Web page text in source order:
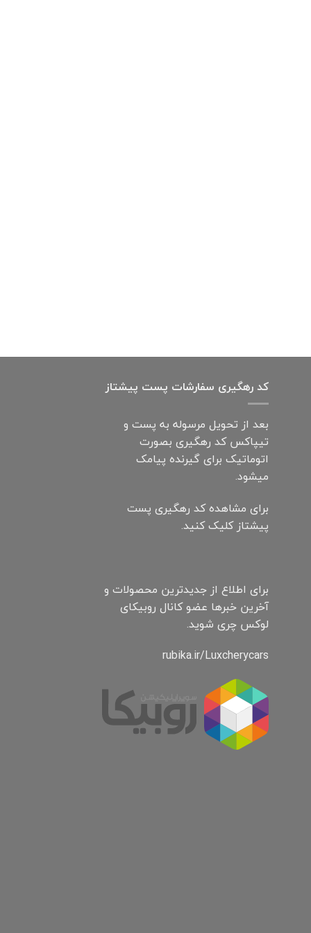
کد رهگیری سفارشات پست پیشتاز
بعد از تحویل مرسوله به پست و
تیپاکس کد رهگیری بصورت
اتوماتیک برای گیرنده پیامک
میشود.
برای مشاهده کد رهگیری پست
پیشتاز کلیک کنید.
برای اطلاع از جدیدترین محصولات و
آخرین خبرها عضو کانال روبیکای
لوکس چری شوید.
rubika.ir/Luxcherycars